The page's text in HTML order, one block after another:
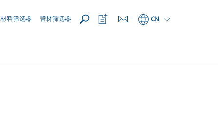
材料筛选器 管材筛选器 CN
打
开
表